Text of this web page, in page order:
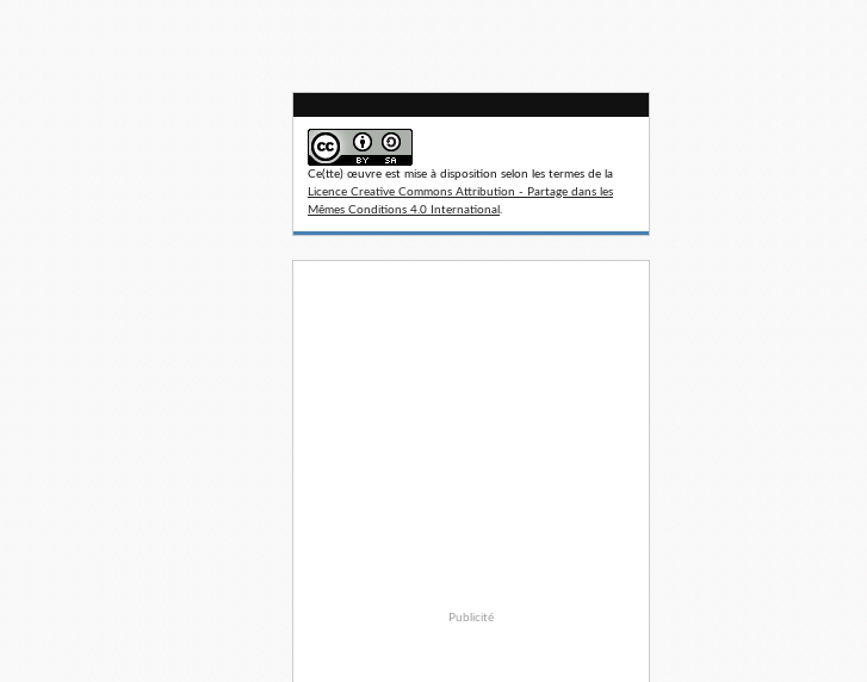
Ce(tte) œuvre est mise à disposition selon les termes de la
Licence Creative Commons Attribution - Partage dans les
Mêmes Conditions 4.0 International .
Publicité